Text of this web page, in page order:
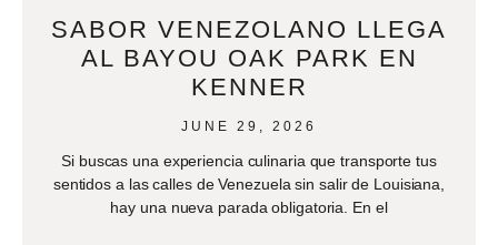
SABOR VENEZOLANO LLEGA
AL BAYOU OAK PARK EN
KENNER
JUNE 29, 2026
Si buscas una experiencia culinaria que transporte tus
sentidos a las calles de Venezuela sin salir de Louisiana,
hay una nueva parada obligatoria. En el